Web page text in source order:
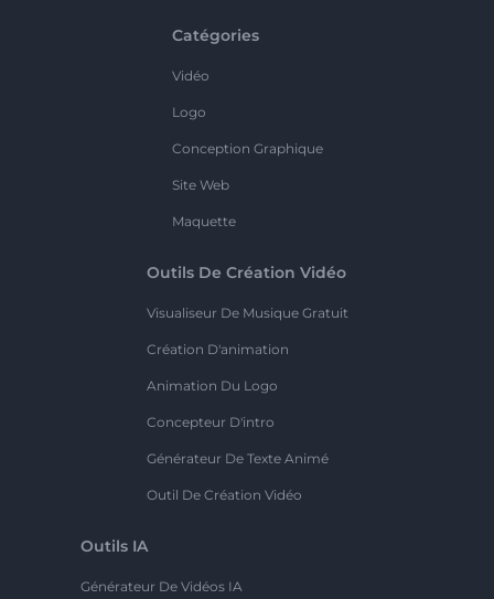
Catégories
Vidéo
Logo
Conception Graphique
Site Web
Maquette
Outils De Création Vidéo
Visualiseur De Musique Gratuit
Création D'animation
Animation Du Logo
Concepteur D'intro
Générateur De Texte Animé
Outil De Création Vidéo
Outils IA
Générateur De Vidéos IA